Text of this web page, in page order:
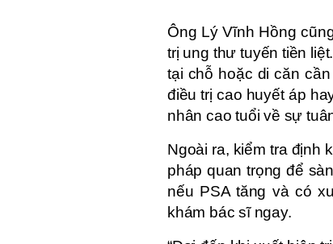
Ông Lý Vĩnh Hồng
trị ung thư tuyến tiền
tại chỗ hoặc di căn
điều trị cao huyết áp
nhân cao tuổi về sự
Ngoài ra, kiểm tra định
pháp quan trọng để
nếu PSA tăng và có
khám bác sĩ ngay.